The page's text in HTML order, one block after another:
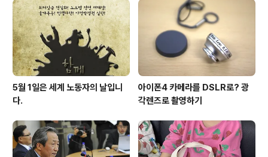
5월 1일은 세계 노동자의 날입니
다.
아이폰4 카메라를 DSLR로? 광
각렌즈로 촬영하기